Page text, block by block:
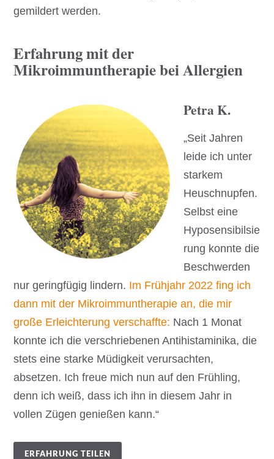
gemildert werden.
Erfahrung mit der
Mikroimmuntherapie bei Allergien
Petra K.
„Seit Jahren
leide ich unter
starkem
Heuschnupfen.
Selbst eine
Hyposensibilsie
rung konnte die
Beschwerden
nur geringfügig lindern. Im Frühjahr 2022 fing ich
dann mit der Mikroimmuntherapie an, die mir
große Erleichterung verschaffte: Nach 1 Monat
konnte ich die verschriebenen Antihistaminika, die
stets eine starke Müdigkeit verursachten,
absetzen. Ich freue mich nun auf den Frühling,
denn ich weiß, dass ich ihn in diesem Jahr in
vollen Zügen genießen kann.“
ERFAHRUNG TEILEN